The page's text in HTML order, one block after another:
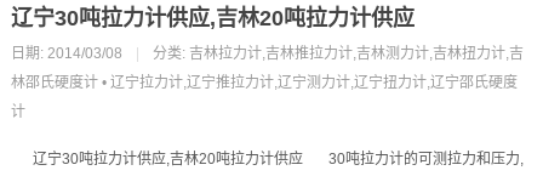
辽宁30吨拉力计供应,吉林20吨拉力计供应
日期: 2014/03/08 | 分类: 吉林拉力计,吉林推拉力计,吉林测力计,吉林扭力计,吉
林邵氏硬度计• 辽宁拉力计,辽宁推拉力计,辽宁测力计,辽宁扭力计,辽宁邵氏硬度
计
辽宁30吨拉力计供应,吉林20吨拉力计供应 30吨拉力计的可测拉力和压力,